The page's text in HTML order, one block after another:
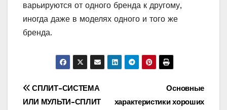
варьируются от одного бренда к другому,
иногда даже в моделях одного и того же
бренда.
Навигация
Основные
характеристики хороших
СПЛИТ-СИСТЕМА
ИЛИ МУЛЬТИ-СПЛИТ